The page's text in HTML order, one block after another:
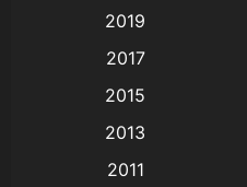
Animation แอนิเมชัน
(9)
2019
2017
2015
2013
2011